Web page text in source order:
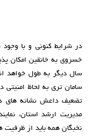
در شرایط کنونی و با وجود
سال دیگر به طول خواهد
سامان تری به لحاظ
تضعیف داعش نشانه های
مدیریت ارشد استان،
نخبگان همه باید از